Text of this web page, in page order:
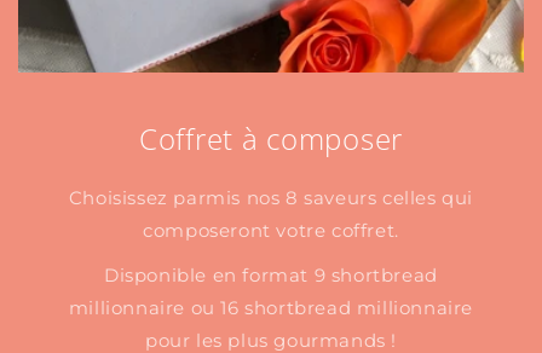
Coffret à composer
Choisissez parmis nos 8 saveurs celles qui
composeront votre coffret.
Disponible en format 9 shortbread
millionnaire ou 16 shortbread millionnaire
pour les plus gourmands !